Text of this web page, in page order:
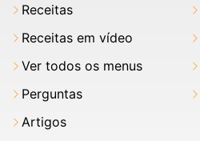
Receitas
Receitas em vídeo
Ver todos os menus
Perguntas
Artigos